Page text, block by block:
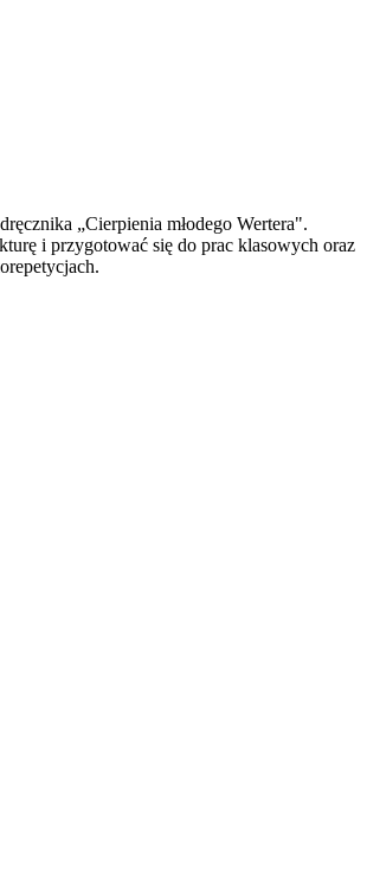
„Cierpienia młodego Wertera".
i przygotować się do prac klasowych oraz